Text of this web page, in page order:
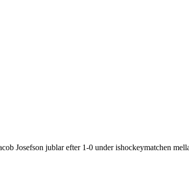
Josefson jublar efter 1-0 under ishockeymatchen